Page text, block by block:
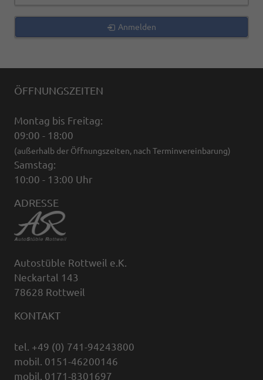
Anmelden
ÖFFNUNGSZEITEN
Montag bis Freitag:
09:00 - 18:00
(außerhalb der Öffnungszeiten, nach Terminvereinbarung)
Samstag:
10:00 - 13:00 Uhr
ADRESSE
Autostüble Rottweil e.K.
Neckartal 143
78628 Rottweil
KONTAKT
tel. +49 (0) 741-94243800
mobil. 0151-46200146
mobil. 0171-8301697